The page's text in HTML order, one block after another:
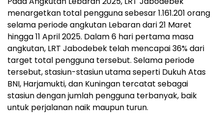
menargetkan total pengguna sebesar 1.161.201 orang
selama periode angkutan Lebaran dari 21 Maret
hingga 11 April 2025. Dalam 6 hari pertama masa
angkutan, LRT Jabodebek telah mencapai 36% dari
target total pengguna tersebut. Selama periode
tersebut, stasiun-stasiun utama seperti Dukuh Atas
BNI, Harjamukti, dan Kuningan tercatat sebagai
stasiun dengan jumlah pengguna terbanyak, baik
untuk perjalanan naik maupun turun.